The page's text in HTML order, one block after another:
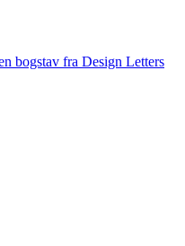
bogstav fra Design Letters